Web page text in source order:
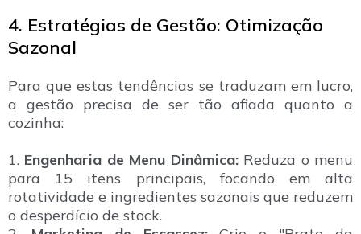
4. Estratégias de Gestão: Otimização
Sazonal
Para que estas tendências se traduzam em lucro,
a gestão precisa de ser tão afiada quanto a
cozinha:
1. Engenharia de Menu Dinâmica: Reduza o menu
para 15 itens principais, focando em alta
rotatividade e ingredientes sazonais que reduzem
o desperdício de stock.